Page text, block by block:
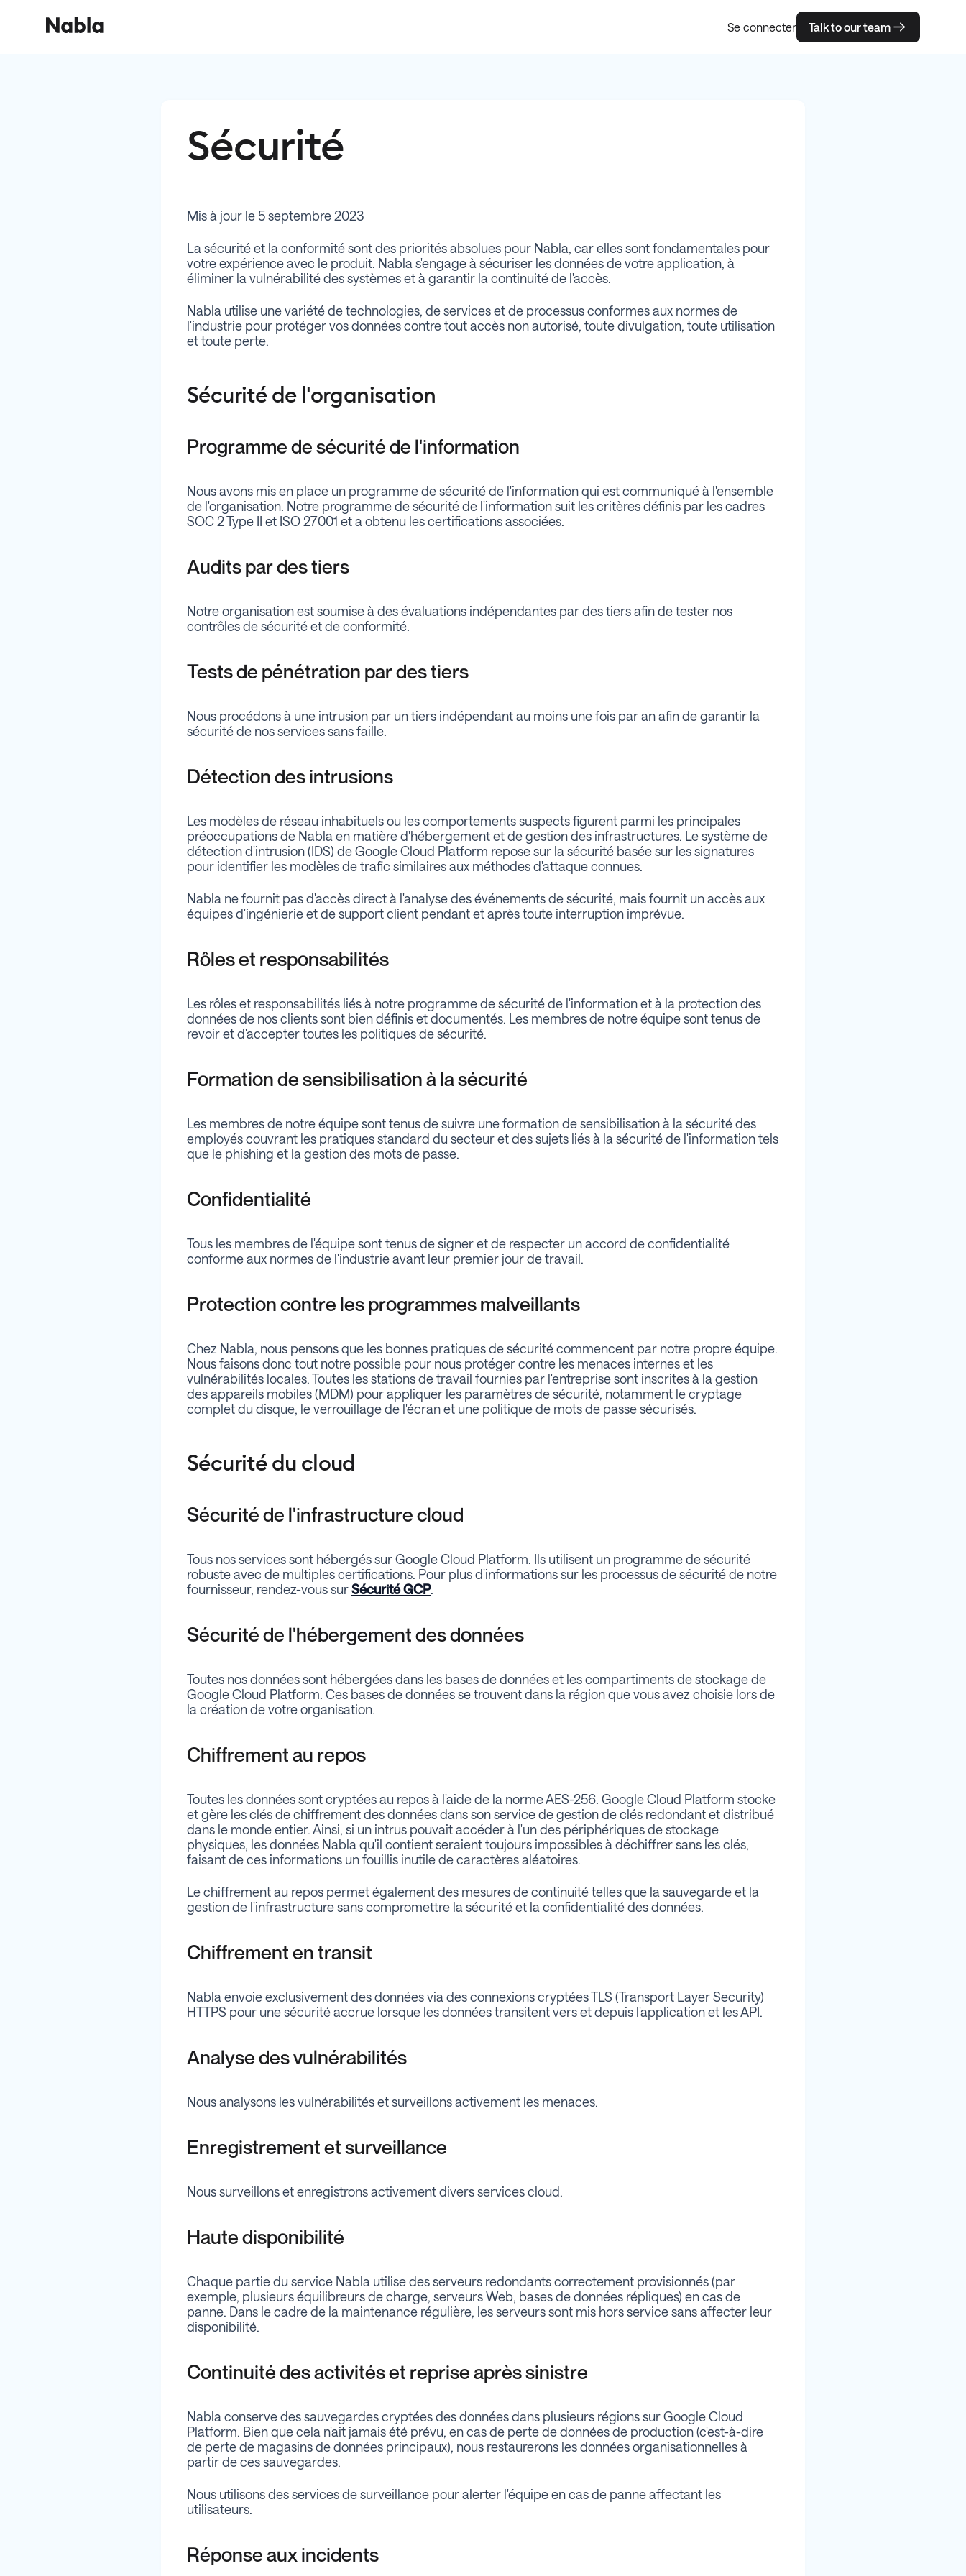
Se connecter Talk to our team
Sécurité
Mis à jour le 5 septembre 2023
La sécurité et la conformité sont des priorités absolues pour Nabla, car elles sont fondamentales pour
votre expérience avec le produit. Nabla s'engage à sécuriser les données de votre application, à
éliminer la vulnérabilité des systèmes et à garantir la continuité de l'accès.
Nabla utilise une variété de technologies, de services et de processus conformes aux normes de
l'industrie pour protéger vos données contre tout accès non autorisé, toute divulgation, toute utilisation
et toute perte.
Sécurité de l'organisation
Programme de sécurité de l'information
Nous avons mis en place un programme de sécurité de l'information qui est communiqué à l'ensemble
de l'organisation. Notre programme de sécurité de l'information suit les critères définis par les cadres
SOC 2 Type II et ISO 27001 et a obtenu les certifications associées.
Audits par des tiers
Notre organisation est soumise à des évaluations indépendantes par des tiers afin de tester nos
contrôles de sécurité et de conformité.
Tests de pénétration par des tiers
Nous procédons à une intrusion par un tiers indépendant au moins une fois par an afin de garantir la
sécurité de nos services sans faille.
Détection des intrusions
Les modèles de réseau inhabituels ou les comportements suspects figurent parmi les principales
préoccupations de Nabla en matière d'hébergement et de gestion des infrastructures. Le système de
détection d'intrusion (IDS) de Google Cloud Platform repose sur la sécurité basée sur les signatures
pour identifier les modèles de trafic similaires aux méthodes d'attaque connues.
Nabla ne fournit pas d'accès direct à l'analyse des événements de sécurité, mais fournit un accès aux
équipes d'ingénierie et de support client pendant et après toute interruption imprévue.
Rôles et responsabilités
Les rôles et responsabilités liés à notre programme de sécurité de l'information et à la protection des
données de nos clients sont bien définis et documentés. Les membres de notre équipe sont tenus de
revoir et d'accepter toutes les politiques de sécurité.
Formation de sensibilisation à la sécurité
Les membres de notre équipe sont tenus de suivre une formation de sensibilisation à la sécurité des
employés couvrant les pratiques standard du secteur et des sujets liés à la sécurité de l'information tels
que le phishing et la gestion des mots de passe.
Confidentialité
Tous les membres de l'équipe sont tenus de signer et de respecter un accord de confidentialité
conforme aux normes de l'industrie avant leur premier jour de travail.
Protection contre les programmes malveillants
Chez Nabla, nous pensons que les bonnes pratiques de sécurité commencent par notre propre équipe.
Nous faisons donc tout notre possible pour nous protéger contre les menaces internes et les
vulnérabilités locales. Toutes les stations de travail fournies par l'entreprise sont inscrites à la gestion
des appareils mobiles (MDM) pour appliquer les paramètres de sécurité, notamment le cryptage
complet du disque, le verrouillage de l'écran et une politique de mots de passe sécurisés.
Sécurité du cloud
Sécurité de l'infrastructure cloud
Tous nos services sont hébergés sur Google Cloud Platform. Ils utilisent un programme de sécurité
robuste avec de multiples certifications. Pour plus d'informations sur les processus de sécurité de notre
fournisseur, rendez-vous surSécurité GCP.
Sécurité de l'hébergement des données
Toutes nos données sont hébergées dans les bases de données et les compartiments de stockage de
Google Cloud Platform. Ces bases de données se trouvent dans la région que vous avez choisie lors de
la création de votre organisation.
Chiffrement au repos
Toutes les données sont cryptées au repos à l'aide de la norme AES-256. Google Cloud Platform stocke
et gère les clés de chiffrement des données dans son service de gestion de clés redondant et distribué
dans le monde entier. Ainsi, si un intrus pouvait accéder à l'un des périphériques de stockage
physiques, les données Nabla qu'il contient seraient toujours impossibles à déchiffrer sans les clés,
faisant de ces informations un fouillis inutile de caractères aléatoires.
Le chiffrement au repos permet également des mesures de continuité telles que la sauvegarde et la
gestion de l'infrastructure sans compromettre la sécurité et la confidentialité des données.
Chiffrement en transit
Nabla envoie exclusivement des données via des connexions cryptées TLS (Transport Layer Security)
HTTPS pour une sécurité accrue lorsque les données transitent vers et depuis l'application et les API.
Analyse des vulnérabilités
Nous analysons les vulnérabilités et surveillons activement les menaces.
Enregistrement et surveillance
Nous surveillons et enregistrons activement divers services cloud.
Haute disponibilité
Chaque partie du service Nabla utilise des serveurs redondants correctement provisionnés (par
exemple, plusieurs équilibreurs de charge, serveurs Web, bases de données répliques) en cas de
panne. Dans le cadre de la maintenance régulière, les serveurs sont mis hors service sans affecter leur
disponibilité.
Continuité des activités et reprise après sinistre
Nabla conserve des sauvegardes cryptées des données dans plusieurs régions sur Google Cloud
Platform. Bien que cela n'ait jamais été prévu, en cas de perte de données de production (c'est-à-dire
de perte de magasins de données principaux), nous restaurerons les données organisationnelles à
partir de ces sauvegardes.
Nous utilisons des services de surveillance pour alerter l'équipe en cas de panne affectant les
utilisateurs.
Réponse aux incidents